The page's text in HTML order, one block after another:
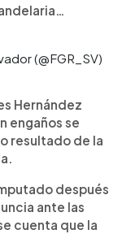
(@FGR_SV)
Hernández
engaños se
resultado de la
después
ante las
cuenta que la